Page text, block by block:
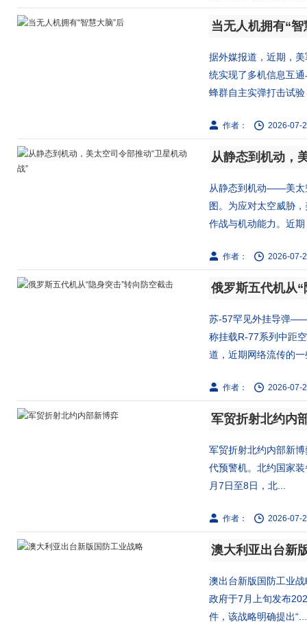
当无人机拥有“
据外媒报道，近期，
统实现了多机信息互
蜂群自主实弹打击试
作者： 2026-07-
从静态到机动，
从静态到机动——美太
图。为应对太空威胁
作战与机动能力。近
作者： 2026-07-
俄罗斯五代机从
苏-57罕见外挂导弹——
称挂载R-77系列中距
道，近期网络流传的
作者： 2026-07-
军贸折射北约内
军贸折射北约内部新
代预警机。北约国家装
月7日至8日，北...
作者： 2026-07-
澳大利亚出台新
澳出台新版国防工业
政府于7月上旬发布
件，该战略明确提出“...